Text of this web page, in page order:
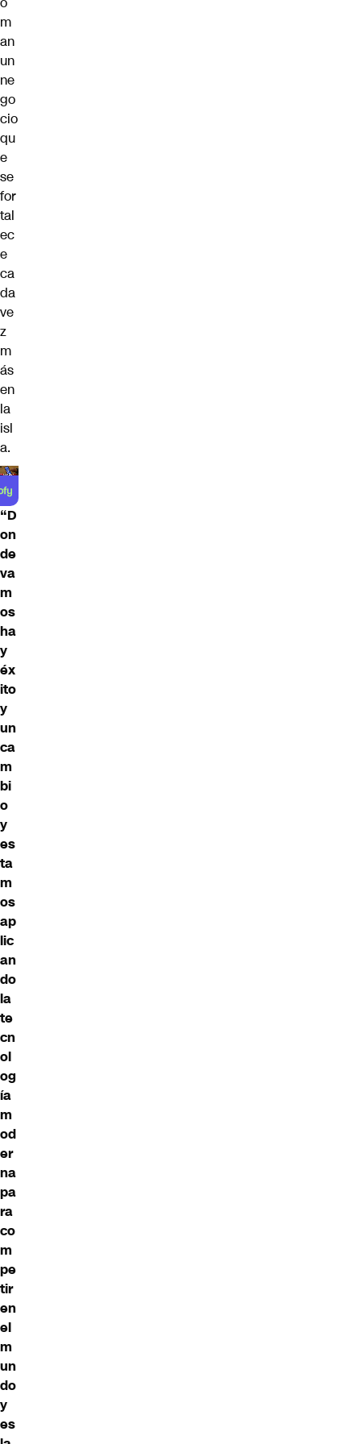
m
an
un
ne
go
cio
qu
e
se
for
tal
ec
e
ca
da
ve
z
m
ás
en
la
isl
a.
“D
on
de
va
m
os
ha
y
éx
ito
y
un
ca
m
bi
o
y
es
ta
m
os
ap
lic
an
do
la
te
cn
ol
og
ía
m
od
er
na
pa
ra
co
m
pe
tir
en
el
m
un
do
y
es